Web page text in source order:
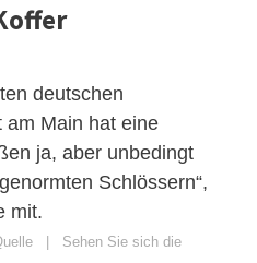
deutschen
am Main hat eine
ja, aber unbedingt
Schlössern“,
mit.
| Sehen Sie sich die